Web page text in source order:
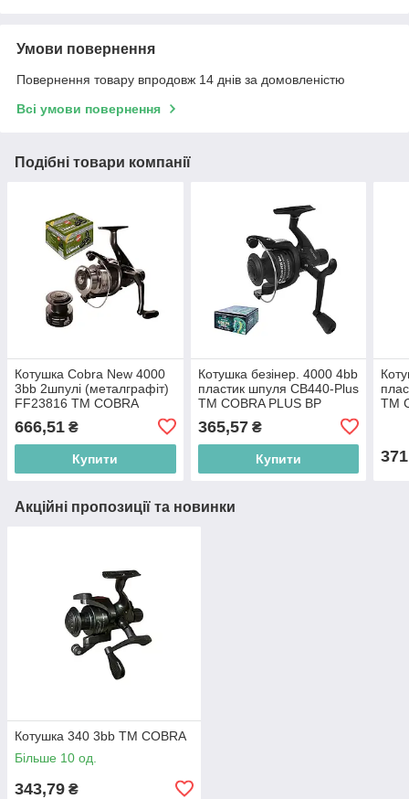
Умови повернення
Повернення товару впродовж 14 днів за домовленістю
Всі умови повернення
Подібні товари компанії
Котушка Сobra New 4000
3bb 2шпулі (металграфіт)
FF23816 ТМ COBRA
666,51 ₴
Купити
Котушка безiнер. 4000 4bb
пластик шпуля CB440-Plus
ТМ COBRA PLUS BP
365,57₴
Купити
ТМ
Акційні пропозиції та новинки
Котушка 340 3bb ТМ COBRA
Більше 10 од.
343,79 ₴